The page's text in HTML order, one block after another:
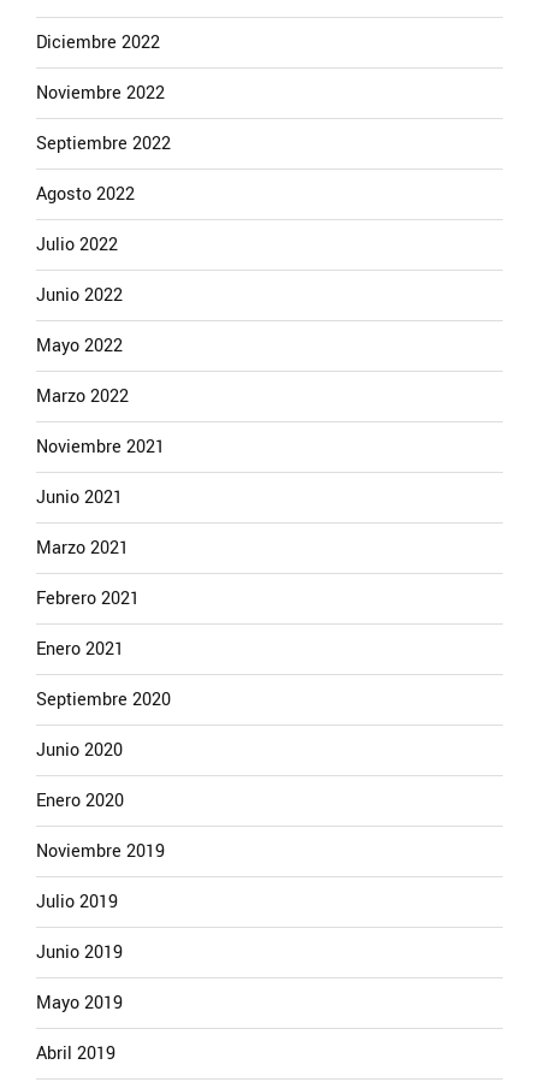
Diciembre 2022
Noviembre 2022
Septiembre 2022
Agosto 2022
Julio 2022
Junio 2022
Mayo 2022
Marzo 2022
Noviembre 2021
Junio 2021
Marzo 2021
Febrero 2021
Enero 2021
Septiembre 2020
Junio 2020
Enero 2020
Noviembre 2019
Julio 2019
Junio 2019
Mayo 2019
Abril 2019